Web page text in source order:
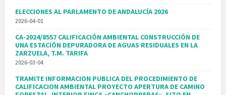
ELECCIONES AL PARLAMENTO DE ANDALUCÍA 2026
2026-04-01
CA-2024/8557 CALIFICACIÓN AMBIENTAL CONSTRUCCIÓN DE
UNA ESTACIÓN DEPURADORA DE AGUAS RESIDUALES EN LA
ZARZUELA, T.M. TARIFA
2026-03-04
TRAMITE INFORMACION PUBLICA DEL PROCEDIMIENTO DE
CALIFICACION AMBIENTAL PROYECTO APERTURA DE CAMINO